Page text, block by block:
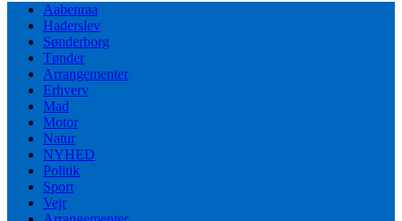
Aabenraa
Haderslev
Sønderborg
Tønder
Arrangementer
Erhverv
Mad
Motor
Natur
NYHED
Politik
Sport
Vejr